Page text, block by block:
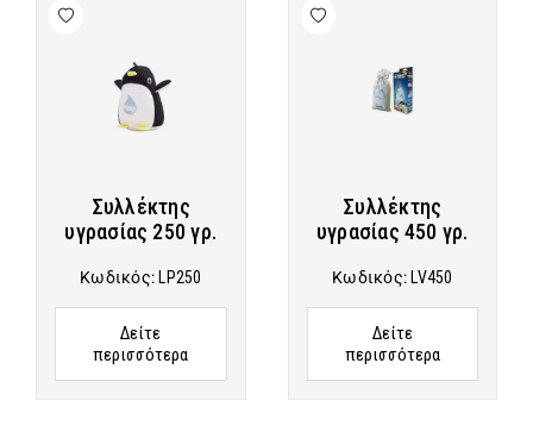
Συλλέκτης
υγρασίας 250 γρ.
Κωδικός:LP250
Δείτε
περισσότερα
Συλλέκτης
υγρασίας 450 γρ.
Κωδικός:LV450
Δείτε
περισσότερα